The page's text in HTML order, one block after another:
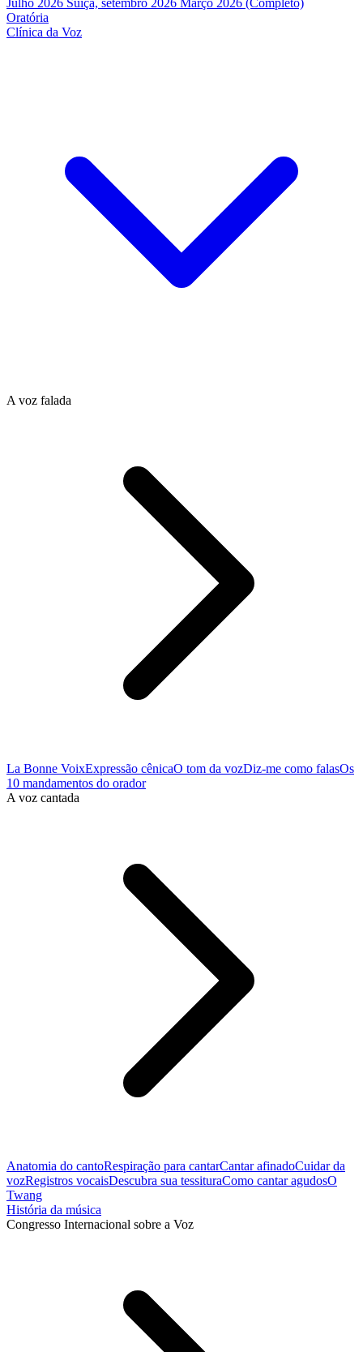
Julho 2026 Suíça, setembro 2026 Março 2026 (Completo)
Oratória
Clínica da Voz
A voz falada
La Bonne VoixExpressão cênicaO tom da vozDiz-me como falasOs
10 mandamentos do orador
A voz cantada
Anatomia do cantoRespiração para cantarCantar afinadoCuidar da
vozRegistros vocaisDescubra sua tessituraComo cantar agudosO
Twang
História da música
Congresso Internacional sobre a Voz